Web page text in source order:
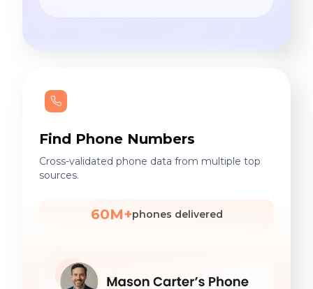
Find Phone Numbers
Cross-validated phone data from multiple top
sources.
60M+phones delivered